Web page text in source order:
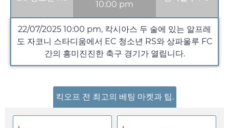
10:00 pm
22/07/2025 10:00 pm, 칵시아스 두 술에 있는 알프레
도 자코니 스타디움에서 EC 청소년 RS와 상파울루 FC
간의 흥미진진한 축구 경기가 열립니다.
킥오프 전 최고의 베팅 마켓과 팁.